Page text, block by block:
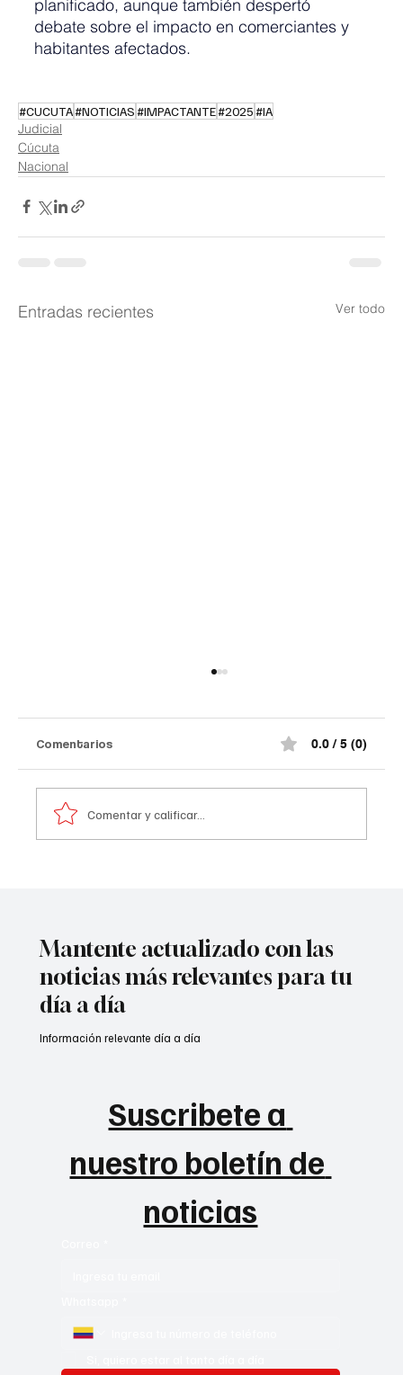
planificado, aunque también despertó
debate sobre el impacto en comerciantes y
habitantes afectados.
#CUCUTA#NOTICIAS#IMPACTANTE#2025#IA
Judicial
Cúcuta
Nacional
Entradas recientes Ver todo
Comentarios 0.0 / 5 (0)
Comentar y calificar...
Mantente actualizado con las
noticias más relevantes para tu
día a día
Suscribete a
nuestro boletín de
noticias
Información relevante día a día